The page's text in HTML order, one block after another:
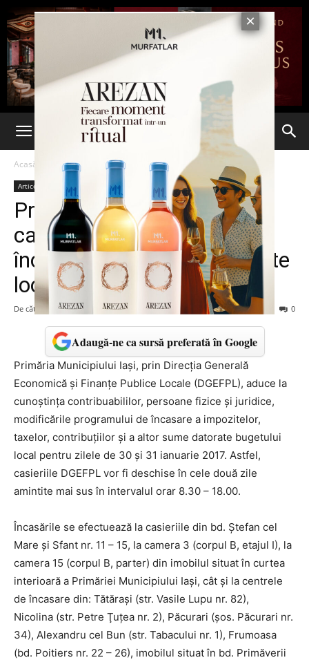
Acasă Articole
Articole
Program prelungit la
casieriile DGEFPL privind
încasarea de taxe și impozite
locale
De către admin - 30 ianuarie 2017 0
Adaugă-ne ca sursă preferată în Google
Primăria Municipiului Iaşi, prin Direcţia Generală
Economică şi Finanţe Publice Locale (DGEFPL), aduce la
cunoştinţa contribuabililor, persoane fizice și juridice,
modificările programului de încasare a impozitelor,
taxelor, contribuţiilor şi a altor sume datorate bugetului
local pentru zilele de 30 și 31 ianuarie 2017. Astfel,
casieriile DGEFPL vor fi deschise în cele două zile
amintite mai sus în intervalul orar 8.30 – 18.00.
Încasările se efectuează la casieriile din bd. Ștefan cel
Mare şi Sfant nr. 11 – 15, la camera 3 (corpul B, etajul I), la
camera 15 (corpul B, parter) din imobilul situat în curtea
interioară a Primăriei Municipiului Iaşi, cât şi la centrele
de încasare din: Tătărași (str. Vasile Lupu nr. 82),
Nicolina (str. Petre Ţuţea nr. 2), Păcurari (șos. Păcurari nr.
34), Alexandru cel Bun (str. Tabacului nr. 1), Frumoasa
(bd. Poitiers nr. 22 – 26), imobilul situat în bd. Primăverii